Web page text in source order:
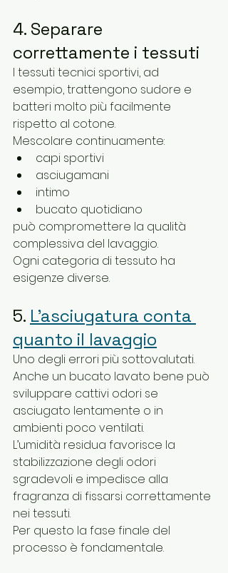
4. Separare
correttamente i tessuti
I tessuti tecnici sportivi, ad
esempio, trattengono sudore e
batteri molto più facilmente
rispetto al cotone.
Mescolare continuamente:
capi sportivi
asciugamani
intimo
bucato quotidiano
può compromettere la qualità
complessiva del lavaggio.
Ogni categoria di tessuto ha
esigenze diverse.
5. L’asciugatura conta
quanto il lavaggio
Uno degli errori più sottovalutati.
Anche un bucato lavato bene può
sviluppare cattivi odori se
asciugato lentamente o in
ambienti poco ventilati.
L’umidità residua favorisce la
stabilizzazione degli odori
sgradevoli e impedisce alla
fragranza di fissarsi correttamente
nei tessuti.
Per questo la fase finale del
processo è fondamentale.